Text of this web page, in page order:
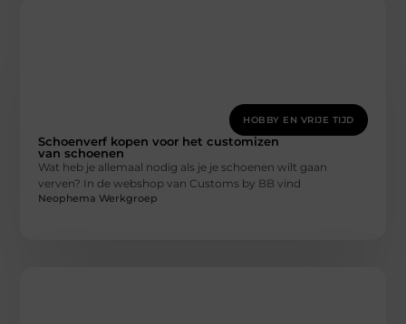
HOBBY EN VRIJE TIJD
Schoenverf kopen voor het customizen
van schoenen
Wat heb je allemaal nodig als je je schoenen wilt gaan
verven? In de webshop van Customs by BB vind
Neophema Werkgroep